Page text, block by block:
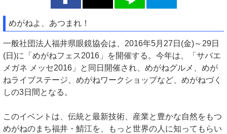
めがねよ、あつまれ！
一般社団法人福井県眼鏡協会は、2016年5月27日(金)～29日
(日)に「めがねフェス2016」を開催する。今年は、「サバエ
メガネ メッセ2016」と同日開催され、めがねグルメ、めが
ねライブステージ、めがねワークショップなど、めがねづく
しの3日間となる。
このイベントは、伝統と最新技術、産業と豊かな自然をもつ
めがねのまち福井・鯖江を、もっと世界の人に知ってもらい